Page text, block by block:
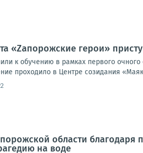
«Zапорожские герои»
к обучению в рамках первого
проходило в Центре созидания
области
на воде